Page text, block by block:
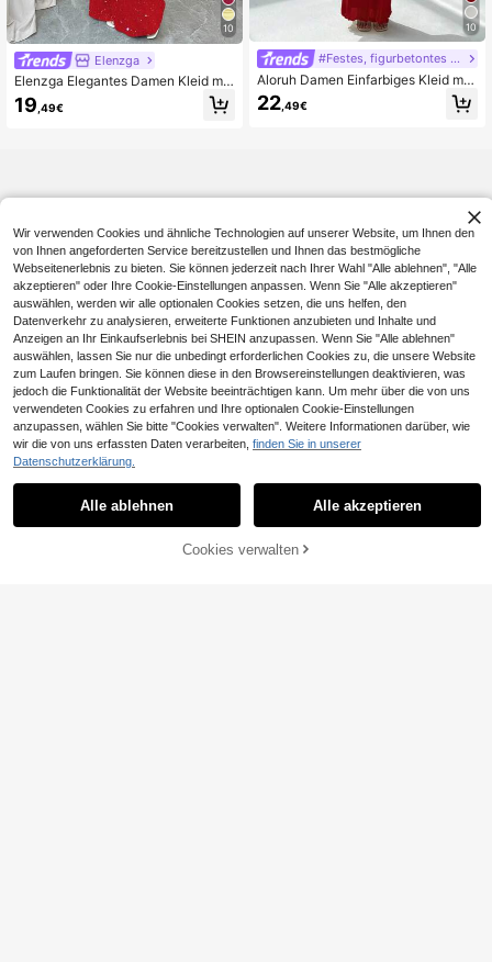
10
Elenzga
Elenzga Elegantes Damen Kleid mit
geraffter Taille und langem glänzen
dem Träger für Partys
19 ,49€
10
#Festes, figurbetontes Kleid
Aloruh Damen Einfarbiges Kleid mit
schräger Schulter, figurbetont, eleg
ant und sexy
22 ,49€
ZUM WARENKORB HINZUFÜGEN
Wir verwenden Cookies und ähnliche Technologien auf unserer Website, um Ihnen den
von Ihnen angeforderten Service bereitzustellen und Ihnen das bestmögliche
Webseitenerlebnis zu bieten. Sie können jederzeit nach Ihrer Wahl "Alle ablehnen", "Alle
akzeptieren" oder Ihre Cookie-Einstellungen anpassen. Wenn Sie "Alle akzeptieren"
auswählen, werden wir alle optionalen Cookies setzen, die uns helfen, den
Datenverkehr zu analysieren, erweiterte Funktionen anzubieten und Inhalte und
Anzeigen an Ihr Einkaufserlebnis bei SHEIN anzupassen. Wenn Sie "Alle ablehnen"
auswählen, lassen Sie nur die unbedingt erforderlichen Cookies zu, die unsere Website
zum Laufen bringen. Sie können diese in den Browsereinstellungen deaktivieren, was
jedoch die Funktionalität der Website beeinträchtigen kann. Um mehr über die von uns
verwendeten Cookies zu erfahren und Ihre optionalen Cookie-Einstellungen
anzupassen, wählen Sie bitte "Cookies verwalten". Weitere Informationen darüber, wie
wir die von uns erfassten Daten verarbeiten, finden Sie in unserer
Datenschutzerklärung.
Alle ablehnen Alle akzeptieren
Cookies verwalten